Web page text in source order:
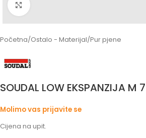
Povećaj sliku
Početna/Ostalo - Materijal/Pur pjene
SOUDAL LOW EKSPANZIJA M
Molimo vas prijavite se
Cijena na upit.